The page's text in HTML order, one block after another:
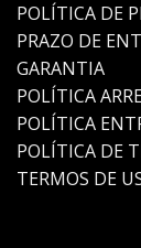
POLÍTICA DE
PRAZO DE
GARANTIA
POLÍTICA
POLÍTICA
POLÍTICA DE
TERMOS DE